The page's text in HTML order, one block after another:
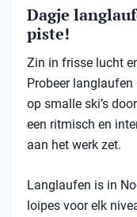
Dagje
piste!
Zin in frisse lucht
Probeer
op smalle ski’s
een ritmisch en
aan het werk zet.
Langlaufen is in
loipes voor elk